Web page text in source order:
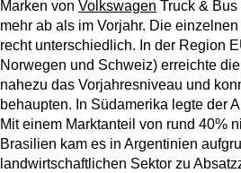
Marken von Volkswagen Truck &
mehr ab als im Vorjahr. Die
recht unterschiedlich. In der Region
Norwegen und Schweiz) erreichte
nahezu das Vorjahresniveau und
behaupten. In Südamerika legte der
Mit einem Marktanteil von rund 40%
Brasilien kam es in Argentinien
landwirtschaftlichen Sektor zu